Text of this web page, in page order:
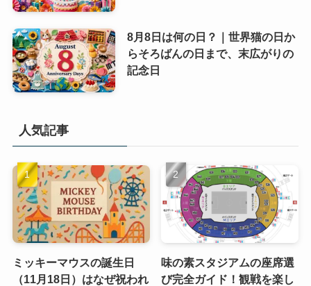
8月8日は何の日？｜世界猫の日か
らそろばんの日まで、末広がりの
記念日
人気記事
ミッキーマウスの誕生日
（11月18日）はなぜ祝われ
味の素スタジアムの座席選
び完全ガイド！観戦を楽し